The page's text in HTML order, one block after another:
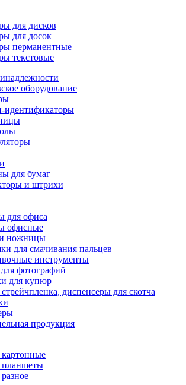
для дисков
для досок
перманентные
текстовые
оборудование
идентификаторы
для бумаг
и штрихи
для офиса
офисные
ножницы
для смачивания пальцев
инструменты
фотографий
для купюр
диспенсеры для скотча
продукция